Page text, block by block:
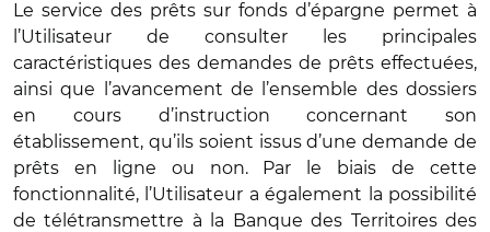
Le service des prêts sur fonds d’épargne permet à
l’Utilisateur de consulter les principales
caractéristiques des demandes de prêts effectuées,
ainsi que l’avancement de l’ensemble des dossiers
en cours d’instruction concernant son
établissement, qu’ils soient issus d’une demande de
prêts en ligne ou non. Par le biais de cette
fonctionnalité, l’Utilisateur a également la possibilité
de télétransmettre à la Banque des Territoires des